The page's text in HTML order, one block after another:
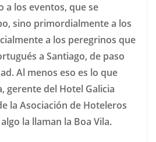
a los eventos, que se
sino primordialmente a los
a los peregrinos que
a Santiago, de paso
Al menos eso es lo que
gerente del Hotel Galicia
la Asociación de Hoteleros
la llaman la Boa Vila.